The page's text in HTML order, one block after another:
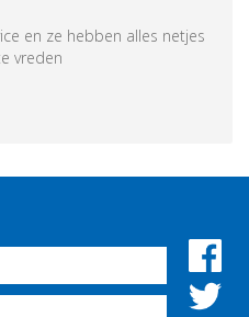
en ze hebben alles netjes
vreden